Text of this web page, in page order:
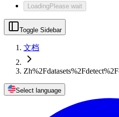
LoadingPlease wait
Toggle Sidebar
文档
Select language